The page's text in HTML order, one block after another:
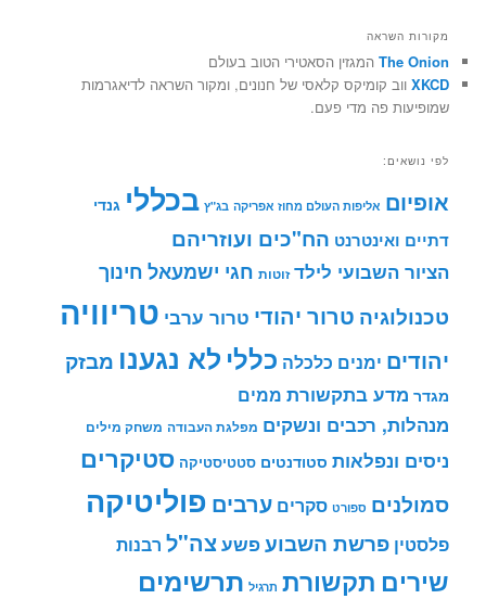
מקורות השראה
The Onion המגזין הסאטירי הטוב בעולם
XKCD ווב קומיקס קלאסי של חנונים, ומקור השראה לדיאגרמות
שמופיעות פה מדי פעם.
לפי נושאים:
אופיום אליפות העולם מחוז אפריקה בג"ץ בכללי גנדי
דתיים ואינטרנט הח"כים ועוזריהם
הציור השבועי לילד זוטות חגי ישמעאל חינוך
טכנולוגיה טרור יהודי טרור ערבי טריוויה
יהודים ימנים כלכלה כללי לא נגענו מבזק
מגדר מדע בתקשורת ממים
מנהלות, רכבים ונשקים מפלגת העבודה משחק מילים
ניסים ונפלאות סטודנטים סטטיסטיקה סטיקרים
סמולנים ספורט סקרים ערבים פוליטיקה
פלסטין פרשת השבועפשעצה"ל רבנות
שירים תקשורת תרגיל תרשימים